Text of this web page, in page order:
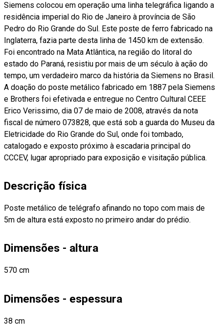
Siemens colocou em operação uma linha telegráfica ligando a
residência imperial do Rio de Janeiro à província de São
Pedro do Rio Grande do Sul. Este poste de ferro fabricado na
Inglaterra, fazia parte desta linha de 1450 km de extensão.
Foi encontrado na Mata Atlântica, na região do litoral do
estado do Paraná, resistiu por mais de um século à ação do
tempo, um verdadeiro marco da história da Siemens no Brasil.
A doação do poste metálico fabricado em 1887 pela Siemens
e Brothers foi efetivada e entregue no Centro Cultural CEEE
Erico Verissimo, dia 07 de maio de 2008, através da nota
fiscal de número 073828, que está sob a guarda do Museu da
Eletricidade do Rio Grande do Sul, onde foi tombado,
catalogado e exposto próximo à escadaria principal do
CCCEV, lugar apropriado para exposição e visitação pública.
Descrição física
Poste metálico de telégrafo afinando no topo com mais de
5m de altura está exposto no primeiro andar do prédio.
Dimensões - altura
570 cm
Dimensões - espessura
38 cm